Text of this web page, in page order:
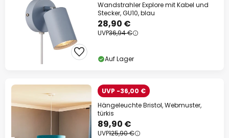
Wandstrahler Explore mit Kabel und
Stecker, GU10, blau
28,90 €
UVP36,94 €
Auf Lager
UVP -36,00 €
Hängeleuchte Bristol, Webmuster,
türkis
89,90 €
UVP125,90 €